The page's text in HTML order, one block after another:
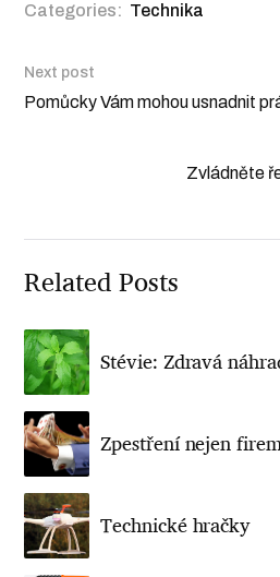
Categories: Technika
Next post
Pomůcky Vám mohou usnadnit
Zvládněte
Related Posts
Stévie: Zdravá
Zpestření nejen
Technické hračky